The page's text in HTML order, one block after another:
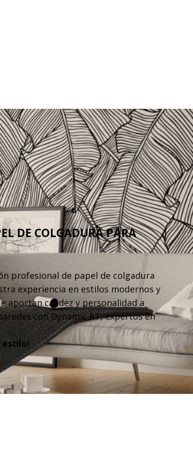
DE COLGADURA PARA
profesional de papel de colgadura
experiencia en estilos modernos y
aportan calidez y personalidad a
con Dynamic RT, expertos en
estilo!